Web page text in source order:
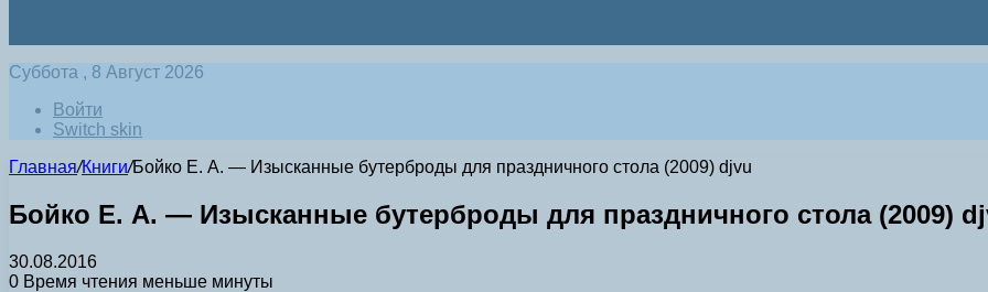
Суббота , 8 Август 2026
Войти
Switch skin
Главная/Книги/Бойко Е. А. — Изысканные бутерброды для праздничного стола (2009) djvu
Бойко Е. А. — Изысканные бутерброды для праздничного стола (2009)
30.08.2016
0 Время чтения меньше минуты